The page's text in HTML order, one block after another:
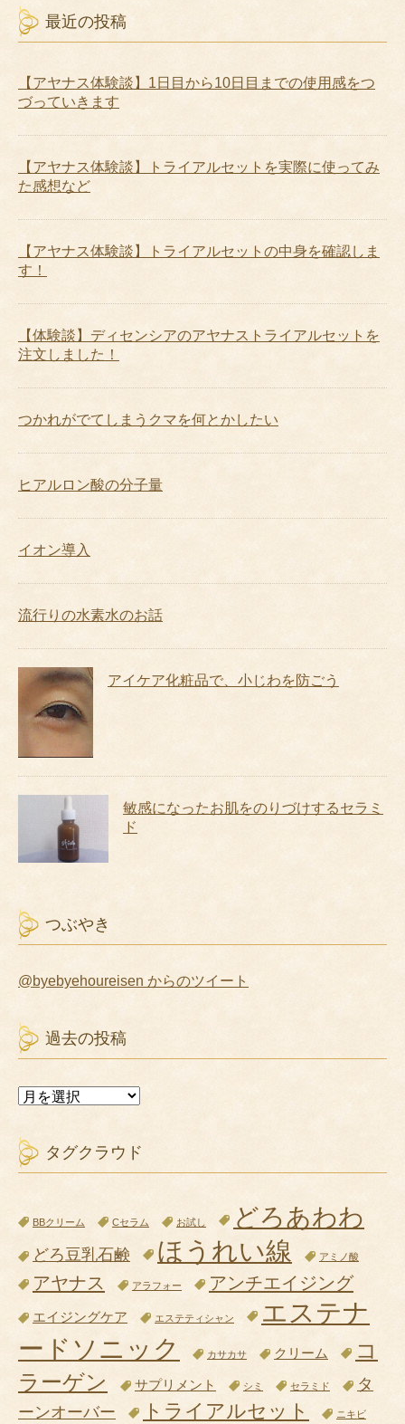
最近の投稿
【アヤナス体験談】1日目から10日目までの使用感をつ
づっていきます
【アヤナス体験談】トライアルセットを実際に使ってみ
た感想など
【アヤナス体験談】トライアルセットの中身を確認しま
す！
【体験談】ディセンシアのアヤナストライアルセットを
注文しました！
つかれがでてしまうクマを何とかしたい
ヒアルロン酸の分子量
イオン導入
流行りの水素水のお話
アイケア化粧品で、小じわを防ごう
敏感になったお肌をのりづけするセラミ
ド
つぶやき
@byebyehoureisen からのツイート
過去の投稿
過
投
稿
タグクラウド
BBクリーム Cセラム お試し どろあわわ
どろ豆乳石鹸 ほうれい線 アミノ酸
アヤナス アラフォー アンチエイジング
エイジングケア エステティシャン
エステナ
ードソニック
カサカサ クリーム
コ
ラーゲン
サプリメント シミ セラミド
タ
ーンオーバー
トライアルセット ニキビ